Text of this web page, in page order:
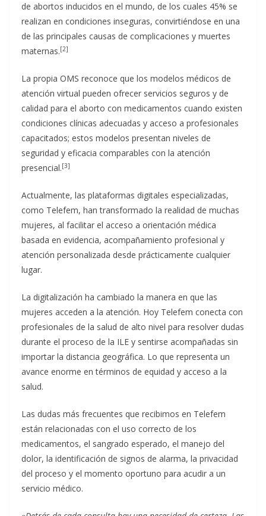
de abortos inducidos en el mundo, de los cuales 45% se
realizan en condiciones inseguras, convirtiéndose en una
de las principales causas de complicaciones y muertes
maternas.[2]
La propia OMS reconoce que los modelos médicos de
atención virtual pueden ofrecer servicios seguros y de
calidad para el aborto con medicamentos cuando existen
condiciones clínicas adecuadas y acceso a profesionales
capacitados; estos modelos presentan niveles de
seguridad y eficacia comparables con la atención
presencial.[3]
Actualmente, las plataformas digitales especializadas,
como Telefem, han transformado la realidad de muchas
mujeres, al facilitar el acceso a orientación médica
basada en evidencia, acompañamiento profesional y
atención personalizada desde prácticamente cualquier
lugar.
La digitalización ha cambiado la manera en que las
mujeres acceden a la atención. Hoy Telefem conecta con
profesionales de la salud de alto nivel para resolver dudas
durante el proceso de la ILE y sentirse acompañadas sin
importar la distancia geográfica. Lo que representa un
avance enorme en términos de equidad y acceso a la
salud.
Las dudas más frecuentes que recibimos en Telefem
están relacionadas con el uso correcto de los
medicamentos, el sangrado esperado, el manejo del
dolor, la identificación de signos de alarma, la privacidad
del proceso y el momento oportuno para acudir a un
servicio médico.